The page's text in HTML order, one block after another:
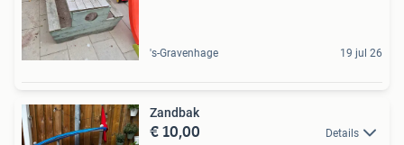
's-Gravenhage 19 jul 26
Zandbak
€ 10,00 Details